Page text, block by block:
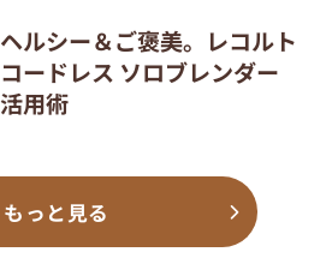
ヘルシー＆ご褒美。レコルト
コードレス ソロブレンダー
活用術
もっと見る